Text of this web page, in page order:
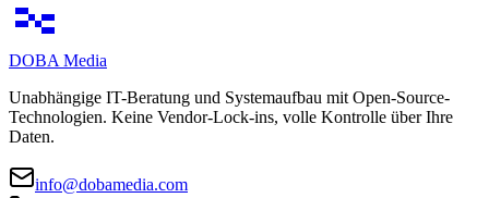
DOBA Media
Unabhängige IT-Beratung und Systemaufbau mit Open-Source-
Technologien. Keine Vendor-Lock-ins, volle Kontrolle über Ihre
Daten.
info@dobamedia.com